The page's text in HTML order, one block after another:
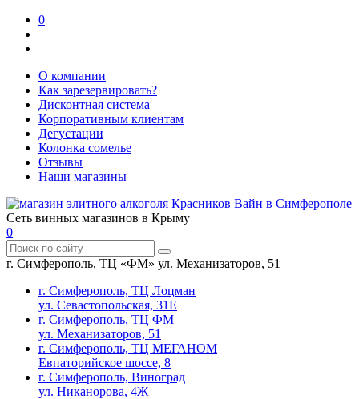
0
О компании
Как зарезервировать?
Дисконтная система
Корпоративным клиентам
Дегустации
Колонка сомелье
Отзывы
Наши магазины
Сеть винных магазинов в Крыму
0
г. Симферополь, ТЦ «ФМ» ул. Механизаторов, 51
г. Симферополь, ТЦ Лоцман
ул. Севастопольская, 31Е
г. Симферополь, ТЦ ФМ
ул. Механизаторов, 51
г. Симферополь, ТЦ МЕГАНОМ
Евпаторийское шоссе, 8
г. Симферополь, Виноград
ул. Никанорова, 4Ж